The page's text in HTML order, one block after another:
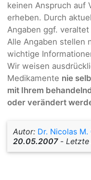
keinen Anspruch auf
erheben. Durch
Angaben ggf. veraltet
Alle Angaben stellen
wichtige
Wir weisen
Medikamente nie
mit Ihrem
oder verändert
Autor: Dr. Nicolas M.
20.05.2007- Letzte